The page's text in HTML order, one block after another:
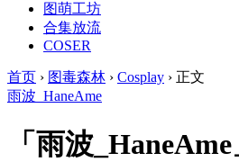
图萌工坊
合集放流
COSER
首页 › 图毒森林 › Cosplay › 正文
雨波_HaneAme
「雨波